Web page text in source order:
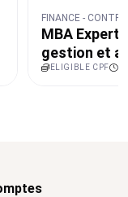
FINANCE -
MBA Expert
gestion et
ELIGIBLE CPF